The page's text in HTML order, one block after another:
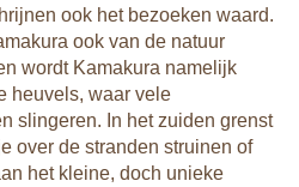
ook het bezoeken waard.
ook van de natuur
wordt Kamakura namelijk
heuvels, waar vele
slingeren. In het zuiden grenst
over de stranden struinen of
het kleine, doch unieke